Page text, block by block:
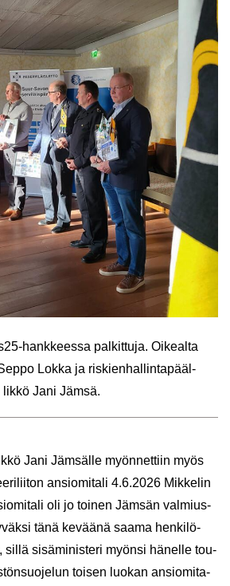
​hankkeessa pal­kit­tu­ja. Oi­keal­ta
Lokka ja ris­kien­hal­lin­ta­pääl­
lik­kö Jani Jämsä.
Jani Jäm­säl­le myön­net­tiin myös
an­sio­mi­ta­li 4.6.2026 Mik­ke­lin
oli jo toi­nen Jäm­sän valmius-​
tänä ke­vää­nä saama hen­ki­lö­
sillä si­sä­mi­nis­te­ri myön­si hä­nel­le tou­
toi­sen luo­kan an­sio­mi­ta­